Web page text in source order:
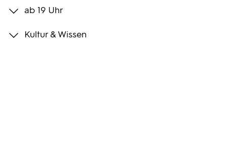
ab 19 Uhr
Kultur & Wissen